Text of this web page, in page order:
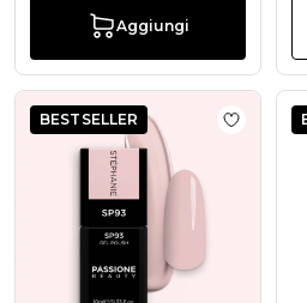
Aggiungi
BESTSELLER